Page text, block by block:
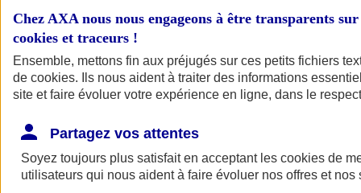
Chez AXA nous nous engageons à être transparents
cookies et traceurs !
Ensemble, mettons fin aux préjugés sur ces petits fichiers
de cookies. Ils nous aident à traiter des informations
site et faire évoluer votre expérience en ligne, dans le
Partagez vos attentes
Soyez toujours plus satisfait en acceptant les cookies de
utilisateurs qui nous aident à faire évoluer nos offres et nos